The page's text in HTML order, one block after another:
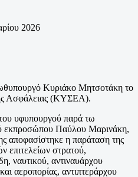
2026
Κυριάκο Μητσοτάκη το
Ασφάλειας (ΚΥΣΕΑ).
υφυπουργού παρά τω
εκπροσώπου Παύλου Μαρινάκη,
αποφασίστηκε η παράταση της
επιτελείων στρατού,
ναυτικού, αντιναυάρχου
αεροπορίας, αντιπτεράρχου